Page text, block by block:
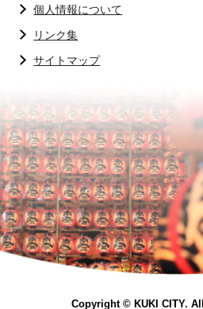
個人情報について
リンク集
サイトマップ
Copyright © KUKI CITY.